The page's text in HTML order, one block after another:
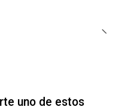
uno de estos